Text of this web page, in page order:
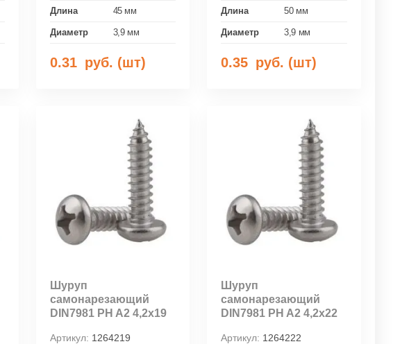
Длина 45 мм
Диаметр 3,9 мм
0.31 руб. (шт)
Длина 50 мм
Диаметр 3,9 мм
0.35 руб. (шт)
Шуруп
самонарезающий
DIN7981 PH A2 4,2х19
Артикул: 1264219
Шуруп
самонарезающий
DIN7981 PH A2 4,2х22
Артикул: 1264222